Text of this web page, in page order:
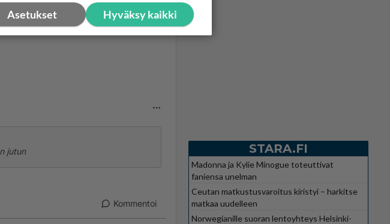
jutun
Kommentoi
STARA.FI
Madonna ja Kylie Minogue toteuttivat
faniensa unelman
Ceutan matkustusvaroitus kiristyi – harkitse
matkaa uudelleen
Norwegianille suoran lentoyhteys Helsinki-
Hyväksy kaikki
Asetukset